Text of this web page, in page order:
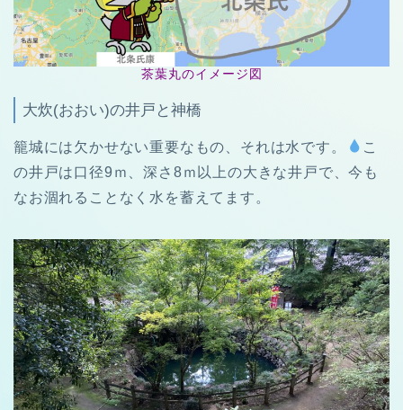
茶葉丸のイメージ図
大炊(おおい)の井戸と神橋
籠城には欠かせない重要なもの、それは水です。
こ
の井戸は口径9ｍ、深さ8ｍ以上の大きな井戸で、今も
なお涸れることなく水を蓄えてます。